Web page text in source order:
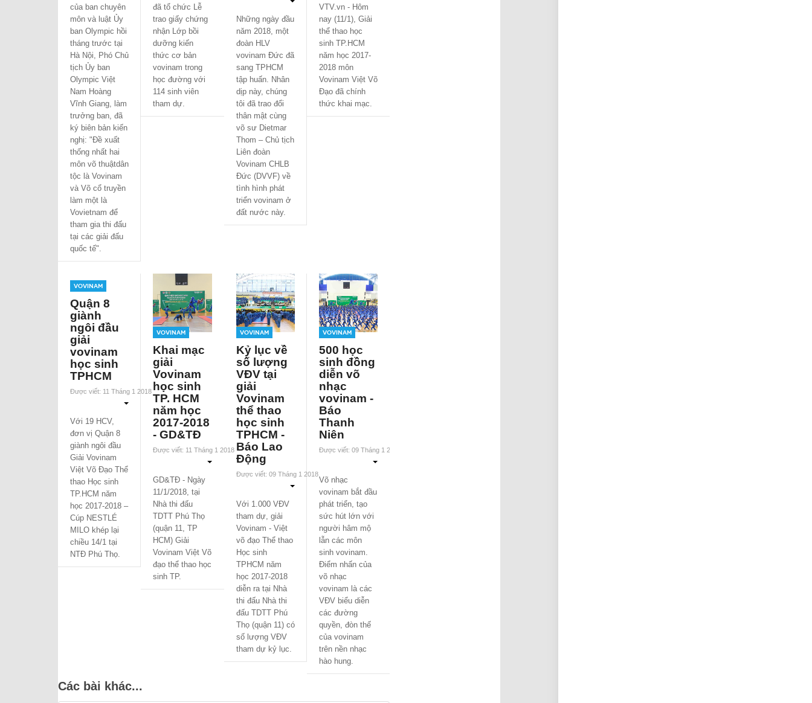
của ban chuyên
môn và luật Ủy
ban Olympic hồi
tháng trước tại
Hà Nội, Phó Chủ
tịch Ủy ban
Olympic Việt
Nam Hoàng
Vĩnh Giang, làm
trưởng ban, đã
ký biên bản kiến
nghị: "Đề xuất
thống nhất hai
môn võ thuậtdân
tộc là Vovinam
và Võ cổ truyền
làm một là
Vovietnam để
tham gia thi đấu
tại các giải đấu
quốc tế".
đã tổ chức Lễ
trao giấy chứng
nhận Lớp bồi
dưỡng kiến
thức cơ bản
vovinam trong
học đường với
114 sinh viên
tham dự.
Những ngày đầu
năm 2018, một
đoàn HLV
vovinam Đức đã
sang TPHCM
tập huấn. Nhân
dịp này, chúng
tôi đã trao đổi
thân mật cùng
võ sư Dietmar
Thom – Chủ tịch
Liên đoàn
Vovinam CHLB
Đức (DVVF) về
tình hình phát
triển vovinam ở
đất nước này.
VTV.vn - Hôm
nay (11/1), Giải
thể thao học
sinh TP.HCM
năm học 2017-
2018 môn
Vovinam Việt Võ
Đạo đã chính
thức khai mạc.
Vovinam
Quận 8
giành
ngôi đầu
giải
vovinam
học sinh
TPHCM
Được viết: 11 Tháng 1 2018
Với 19 HCV,
đơn vị Quận 8
giành ngôi đầu
Giải Vovinam
Việt Võ Đạo Thể
thao Học sinh
TP.HCM năm
học 2017-2018 –
Cúp NESTLÉ
MILO khép lại
chiều 14/1 tại
NTĐ Phú Thọ.
Vovinam
Khai mạc
giải
Vovinam
học sinh
TP. HCM
năm học
2017-2018
- GD&TĐ
Được viết: 11 Tháng 1 2018
GD&TĐ - Ngày
11/1/2018, tại
Nhà thi đấu
TDTT Phú Thọ
(quận 11, TP
HCM) Giải
Vovinam Việt Võ
đạo thể thao học
sinh TP.
Vovinam
Kỷ lục về
số lượng
VĐV tại
giải
Vovinam
thể thao
học sinh
TPHCM -
Báo Lao
Động
Được viết: 09 Tháng 1 2018
Với 1.000 VĐV
tham dự, giải
Vovinam - Việt
võ đạo Thể thao
Học sinh
TPHCM năm
học 2017-2018
diễn ra tại Nhà
thi đấu Nhà thi
đấu TDTT Phú
Thọ (quận 11) có
số lượng VĐV
tham dự kỷ lục.
Vovinam
500 học
sinh đồng
diễn võ
nhạc
vovinam -
Báo
Thanh
Niên
Được viết: 09 Tháng 1 2018
Võ nhạc
vovinam bắt đầu
phát triển, tạo
sức hút lớn với
người hâm mộ
lẫn các môn
sinh vovinam.
Điểm nhấn của
võ nhạc
vovinam là các
VĐV biểu diễn
các đường
quyền, đòn thế
của vovinam
trên nền nhạc
hào hung.
Các bài khác...